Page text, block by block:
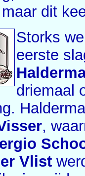
dit
Storks
eerste
driemaal
,
Vlist